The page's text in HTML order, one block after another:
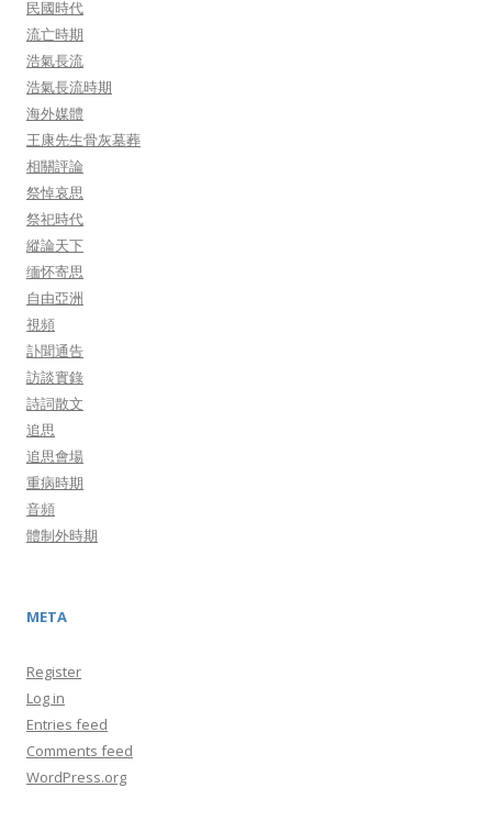
民國時代
流亡時期
浩氣長流
浩氣長流時期
海外媒體
王康先生骨灰墓葬
相關評論
祭悼哀思
祭祀時代
縱論天下
缅怀寄思
自由亞洲
視頻
訃聞通告
訪談實錄
詩詞散文
追思
追思會場
重病時期
音頻
體制外時期
META
Register
Log in
Entries feed
Comments feed
WordPress.org